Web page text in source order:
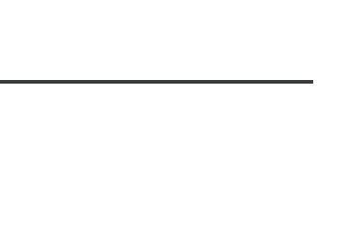
연구실 안전관리 규정